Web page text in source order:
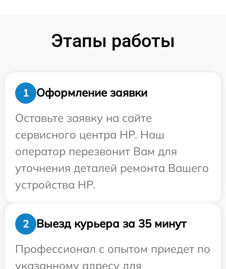
Этапы работы
1
Оформление заявки
Оставьте заявку на сайте
сервисного центра HP. Наш
оператор перезвонит Вам для
уточнения деталей ремонта Вашего
устройства HP.
2
Выезд курьера за 35 минут
Профессионал с опытом приедет по
указанному адресу для